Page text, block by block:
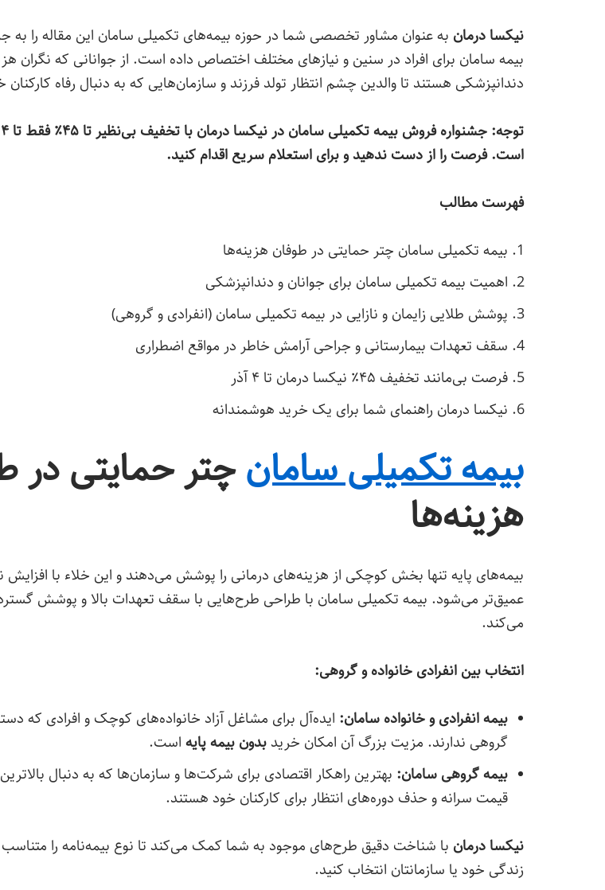
نیکسا درمان به عنوان مشاور تخصصی شما در حوزه بیمه‌های تکمیلی سامان این مقاله را به
بیمه سامان برای افراد در سنین و نیازهای مختلف اختصاص داده است. از جوانانی که نگران
دندانپزشکی هستند تا والدین چشم انتظار تولد فرزند و سازمان‌هایی که به دنبال رفاه
است. فرصت را از دست ندهید و برای استعلام سریع اقدام کنید.
فهرست مطالب
بیمه تکمیلی سامان چتر حمایتی در طوفان هزینه‌ها
اهمیت بیمه تکمیلی سامان برای جوانان و دندانپزشکی
پوشش طلایی زایمان و نازایی در بیمه تکمیلی سامان (انفرادی و گروهی)
سقف تعهدات بیمارستانی و جراحی آرامش خاطر در مواقع اضطراری
فرصت بی‌مانند تخفیف ۴۵٪ نیکسا درمان تا ۴ آذر
نیکسا درمان راهنمای شما برای یک خرید هوشمندانه
بیمه تکمیلی سامانچتر حمایتی در
هزینه‌ها
بیمه‌های پایه تنها بخش کوچکی از هزینه‌های درمانی را پوشش می‌دهند و این خلاء با
عمیق‌تر می‌شود. بیمه تکمیلی سامان با طراحی طرح‌هایی با سقف تعهدات بالا و پوشش
می‌کند.
انتخاب بین انفرادی خانواده و گروهی:
بیمه انفرادی و خانواده سامان: ایده‌آل برای مشاغل آزاد خانواده‌های کوچک و افرادی که
گروهی ندارند. مزیت بزرگ آن امکان خرید بدون بیمه پایه است.
بیمه گروهی سامان: بهترین راهکار اقتصادی برای شرکت‌ها و سازمان‌ها که به دنبال
قیمت سرانه و حذف دوره‌های انتظار برای کارکنان خود هستند.
نیکسا درمان با شناخت دقیق طرح‌های موجود به شما کمک می‌کند تا نوع بیمه‌نامه را متناسب
زندگی خود یا سازمانتان انتخاب کنید.